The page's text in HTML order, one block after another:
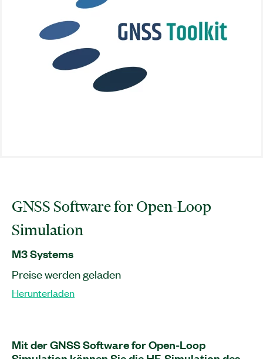
GNSS Software for Open-Loop
Simulation
M3 Systems
Preise werden geladen
Herunterladen
Mit der GNSS Software for Open-Loop